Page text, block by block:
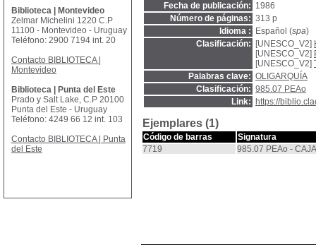
Fecha de publicación: 1986
Número de páginas: 313 p
Idioma :
Español (spa)
Clasificación:
[UNESCO_V2]
[UNESCO_V2]
[UNESCO_V2]
Palabras clave: OLIGARQUÍA
Clasificación: 985.07 PEAo
Link:
https://
Ejemplares (1)
Código de barras
Signatura
7719
985.07 PEAo -
Biblioteca | Montevideo
Zelmar Michelini 1220 C.P
11100 - Montevideo - Uruguay
Teléfono: 2900 7194 int. 20
Contacto BIBLIOTECA |
Montevideo
Biblioteca | Punta del Este
Prado y Salt Lake, C.P 20100
Punta del Este - Uruguay
Teléfono: 4249 66 12 int. 103
Contacto BIBLIOTECA | Punta
del Este